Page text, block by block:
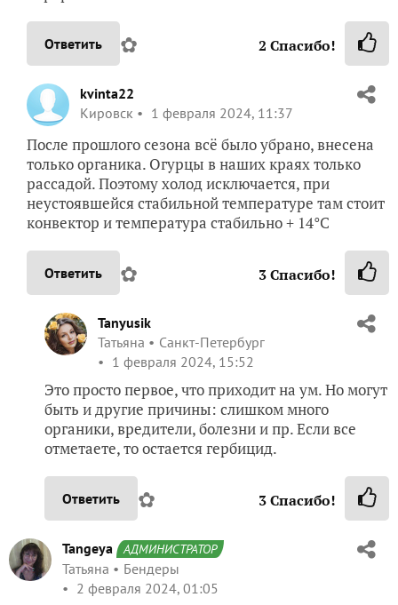
Ответить ✿ 2 Спасибо!
kvinta22
Кировск
1 февраля 2024, 11:37
После прошлого сезона всё было убрано, внесена
только органика. Огурцы в наших краях только
рассадой. Поэтому холод исключается, при
неустоявшейся стабильной температуре там стоит
конвектор и температура стабильно + 14°С
Ответить ✿ 3Спасибо!
Tanyusik
Татьяна
Санкт-Петербург
1 февраля 2024, 15:52
Это просто первое, что приходит на ум. Но могут
быть и другие причины: слишком много
органики, вредители, болезни и пр. Если все
отметаете, то остается гербицид.
Ответить ✿ 3Спасибо!
Tangeya АДМИНИСТРАТОР
Татьяна
Бендеры
2 февраля 2024, 01:05